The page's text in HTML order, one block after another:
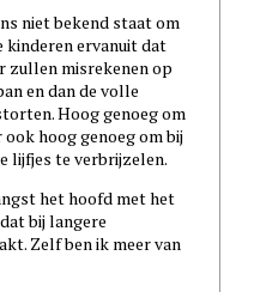
niet bekend staat om
kinderen ervanuit dat
zullen misrekenen op
en dan de volle
Hoog genoeg om
hoog genoeg om bij
lijfjes te verbrijzelen.
het hoofd met het
bij langere
Zelf ben ik meer van